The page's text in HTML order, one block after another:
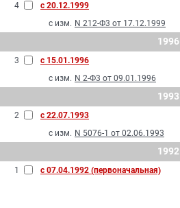
4
с 20.12.1999
с изм. N 212-Ф3 от 17.12.1999
1996
3
с 15.01.1996
с изм. N 2-Ф3 от 09.01.1996
1993
2
с 22.07.1993
с изм. N 5076-1 от 02.06.1993
1992
1 с 07.04.1992 (первоначальная)